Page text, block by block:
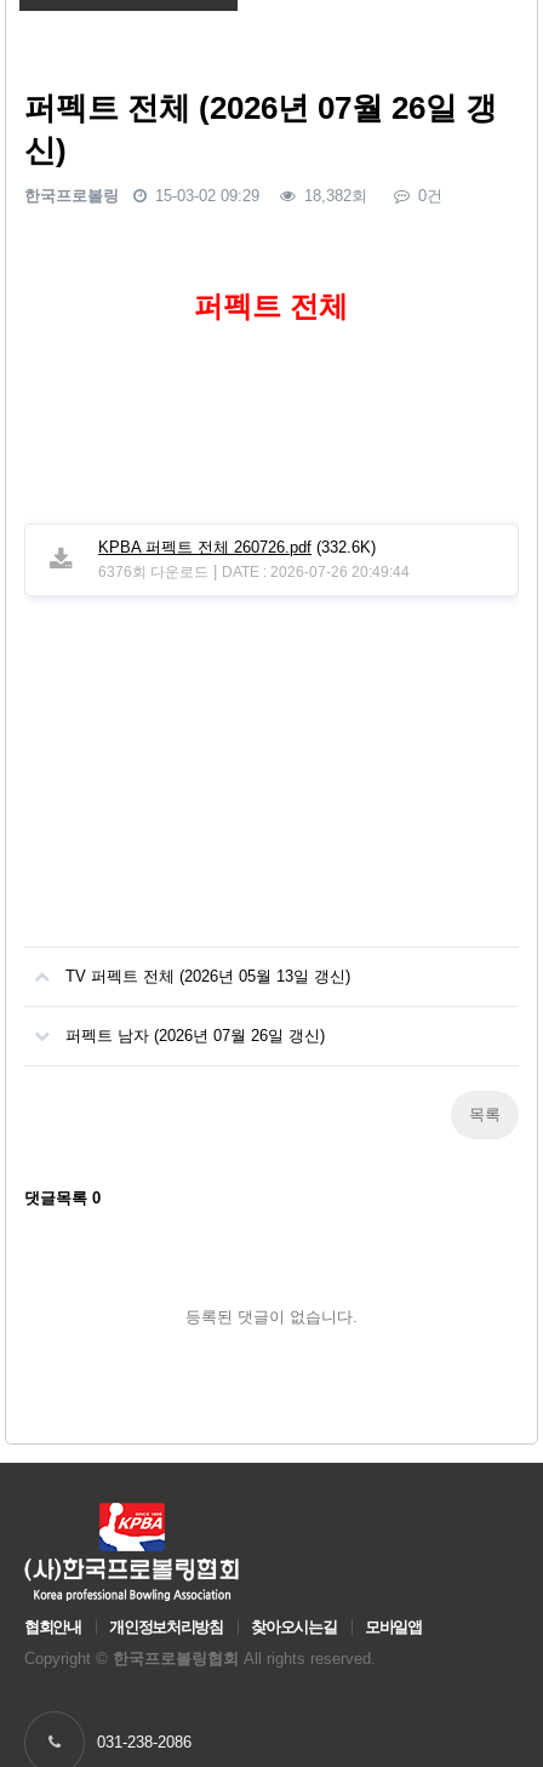
퍼펙트 전체 (2026년 07월 26일 갱
신)
한국프로볼링 15-03-02 09:29 18,382회 0건
퍼펙트 전체
KPBA 퍼펙트 전체 260726.pdf(332.6K)
6376회 다운로드 DATE : 2026-07-26 20:49:44
TV 퍼펙트 전체 (2026년 05월 13일 갱신)
퍼펙트 남자 (2026년 07월 26일 갱신)
목록
댓글목록 0
등록된 댓글이 없습니다.
협회안내 개인정보처리방침 찾아오시는길
모바일앱
Copyright © 한국프로볼링협회 All rights reserved.
031-238-2086